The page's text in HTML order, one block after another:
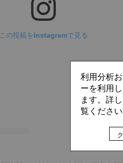
この投稿をInstagramで見る
利用分析
ーを利用
ます。詳
覧ください